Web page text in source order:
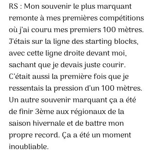
RS : Mon souvenir le plus marquant
remonte à mes premières compétitions
où j’ai couru mes premiers 100 mètres.
J’étais sur la ligne des starting blocks,
avec cette ligne droite devant moi,
sachant que je devais juste courir.
C’était aussi la première fois que je
ressentais la pression d’un 100 mètres.
Un autre souvenir marquant ça a été
de finir 3ème aux régionaux de la
saison hivernale et de battre mon
propre record. Ça a été un moment
inoubliable.